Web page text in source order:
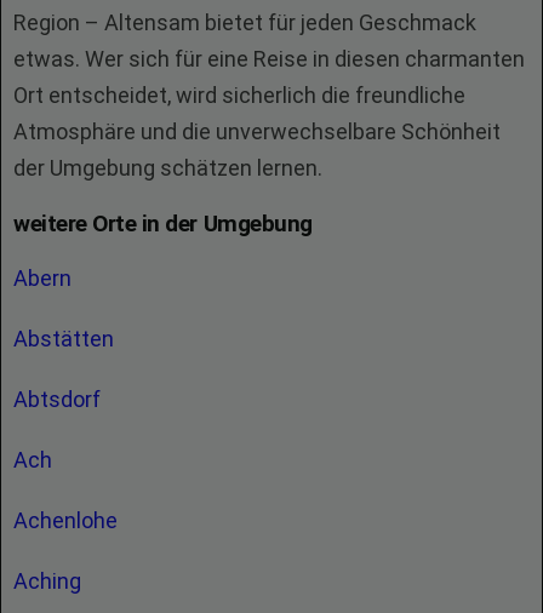
Region – Altensam bietet für jeden Geschmack
etwas. Wer sich für eine Reise in diesen charmanten
Ort entscheidet, wird sicherlich die freundliche
Atmosphäre und die unverwechselbare Schönheit
der Umgebung schätzen lernen.
weitere Orte in der Umgebung
Abern
Abstätten
Abtsdorf
Ach
Achenlohe
Aching